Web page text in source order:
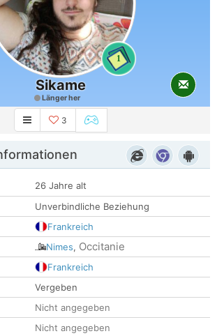
1
Sikame
Länger her
3
26 Jahre alt
Unverbindliche Beziehung
Frankreich
Nimes, Occitanie
Frankreich
Vergeben
Nicht angegeben
Nicht angegeben